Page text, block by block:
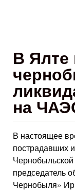
В Ялте
на
В настоящее
пострадавших
председатель
Чернобыля»